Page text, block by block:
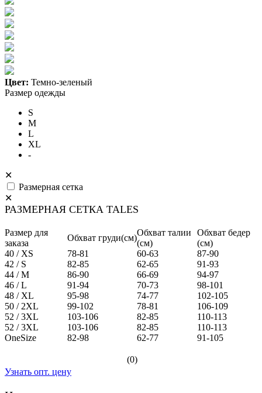
Цвет: Темно-зеленый
Размер одежды
S
M
L
XL
-
✕
Размерная сетка
✕
РАЗМЕРНАЯ СЕТКА TALES
Размер для
заказа
Обхват груди(см)
Обхват талии
(см)
Обхват бедер
(см)
40 / XS
78-81 60-63
87-90
42 / S
82-85 62-65
91-93
44 / M
86-90 66-69
94-97
46 / L
91-94 70-73
98-101
48 / XL
95-98 74-77
102-105
50 / 2XL
99-102 78-81
106-109
52 / 3XL
103-106 82-85
110-113
52 / 3XL
103-106 82-85
110-113
OneSize
82-98 62-77 91-105
(0)
Узнать опт. цену